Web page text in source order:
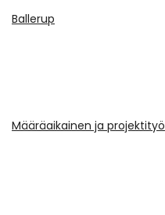
Ballerup
Määräaikainen ja projektityö